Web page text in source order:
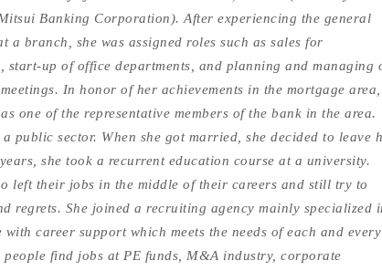
Banking Corporation). After experiencing the general
a branch, she was assigned roles such as sales for
start-up of office departments, and planning and managing
In honor of her achievements in the mortgage area,
one of the representative members of the bank in the area.
public sector. When she got married, she decided to leave
she took a recurrent education course at a university.
left their jobs in the middle of their careers and still try to
regrets. She joined a recruiting agency mainly specialized
career support which meets the needs of each and every
find jobs at PE funds, M&A industry, corporate